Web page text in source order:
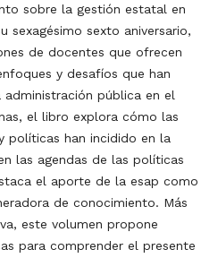
sobre la gestión estatal en
sexagésimo sexto aniversario,
de docentes que ofrecen
y desafíos que han
pública en el
el libro explora cómo las
políticas han incidido en la
las agendas de las políticas
el aporte de la esap como
de conocimiento. Más
este volumen propone
para comprender el presente